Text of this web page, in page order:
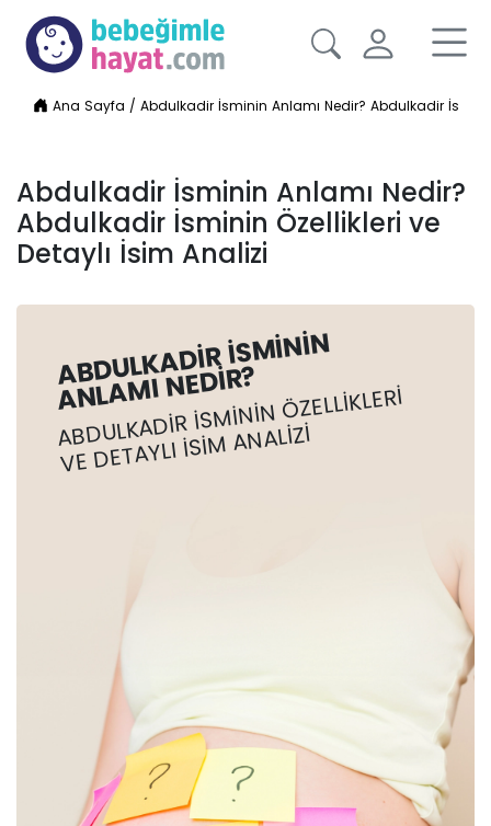
Ana Sayfa /Abdulkadir İsminin Anlamı Nedir? Abdulkadir
Abdulkadir İsminin Anlamı Nedir?
Abdulkadir İsminin Özellikleri ve
Detaylı İsim Analizi
ABDULKADIR İSMININ
ANLAMI NEDIR?
ABDULKADIR İSMININ ÖZELLIKLERI
VE DETAYLI İSIM ANALIZI